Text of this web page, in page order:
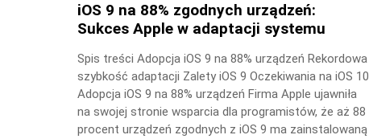
iOS 9 na 88% zgodnych urządzeń:
Sukces Apple w adaptacji systemu
Spis treści Adopcja iOS 9 na 88% urządzeń Rekordowa
szybkość adaptacji Zalety iOS 9 Oczekiwania na iOS 10
Adopcja iOS 9 na 88% urządzeń Firma Apple ujawniła
na swojej stronie wsparcia dla programistów, że aż 88
procent urządzeń zgodnych z iOS 9 ma zainstalowaną